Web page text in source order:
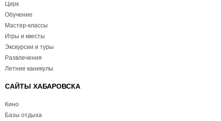
Цирк
Обучение
Мастер-классы
Игры и квесты
Экскурсии и туры
Развлечения
Летние каникулы
САЙТЫ ХАБАРОВСКА
Кино
Базы отдыха